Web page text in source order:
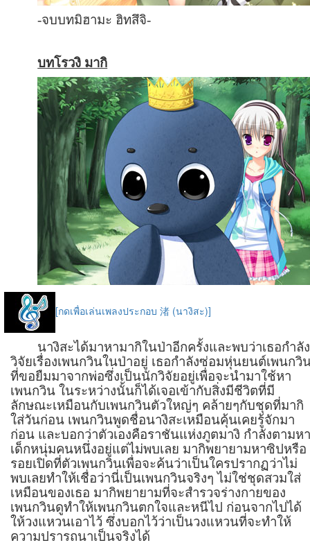
-จบบทมิฮามะ ฮิทสึจิ-
บทโรวงิ มากิ
[กดเพื่อเล่นเพลงประกอบ 渚 (นางิสะ)]
นางิสะได้มาหามากิในป่าอีกครั้งและพบว่าเธอกำลัง
วิจัยเรื่องเพนกวินในป่าอยู่ เธอกำลังซ่อมหุ่นยนต์เพนกวิ
ที่ขอยืมมาจากพ่อซึ่งเป็นนักวิจัยอยู่เพื่อจะนำมาใช้หา
เพนกวิน ในระหว่างนั้นก็ได้เจอเข้ากับสิ่งมีชีวิตที่มี
ลักษณะเหมือนกับเพนกวินตัวใหญ่ๆ คล้ายๆกับชุดที่มากิ
ใส่วันก่อน เพนกวินพูดชื่อนางิสะเหมือนคุ้นเคยรู้จักมา
ก่อน และบอกว่าตัวเองคือราชันแห่งภูตมางิ กำลังตามห
เด็กหนุ่มคนหนึ่งอยู่แต่ไม่พบเลย มากิพยายามหาซิปหรือ
รอยเปิดที่ตัวเพนกวินเพื่อจะค้นว่าเป็นใครปรากฏว่าไม่
พบเลยทำให้เชื่อว่านี่เป็นเพนกวินจริงๆ ไม่ใช่ชุดสวมใส่
เหมือนของเธอ มากิพยายามที่จะสำรวจร่างกายของ
เพนกวินดูทำให้เพนกวินตกใจและหนีไป ก่อนจากไปได้
ให้วงแหวนเอาไว้ ซึ่งบอกไว้ว่าเป็นวงแหวนที่จะทำให้
ความปรารถนาเป็นจริงได้